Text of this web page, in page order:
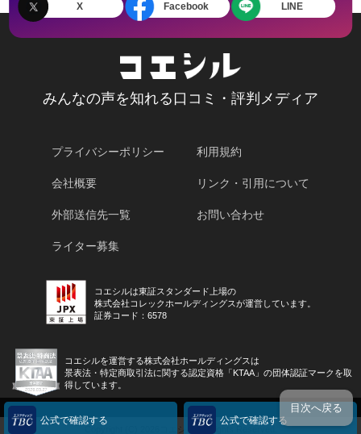
公式で確認する 公式で確認する
X Facebook LINE
みんなの声を知れる口コミ・評判メディア
プライバシーポリシー 利用規約
会社概要 リンク・引用について
外部送信先一覧 お問い合わせ
ライター募集
コエシルは東証スタンダード上場の
株式会社コレックホールディングスが運営しています。
証券コード：6578
コエシルを運営する株式会社ホールディングスは
景表法・特定商取引法に関する認定資格「KTAA」の団体認証マークを取
得しています。
目次へ戻る